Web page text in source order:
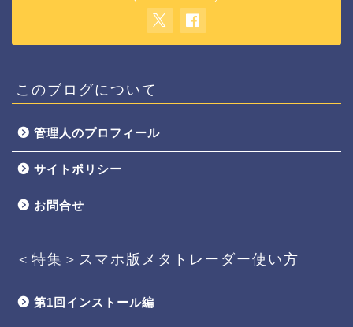
このブログについて
管理人のプロフィール
サイトポリシー
お問合せ
＜特集＞スマホ版メタトレーダー使い方
第1回インストール編